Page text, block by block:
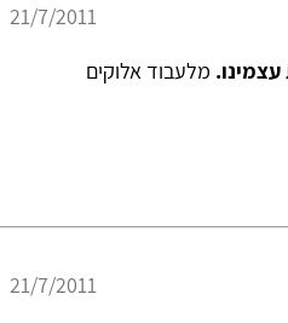
21/7/2011
מלעבוד אלוקים
21/7/2011